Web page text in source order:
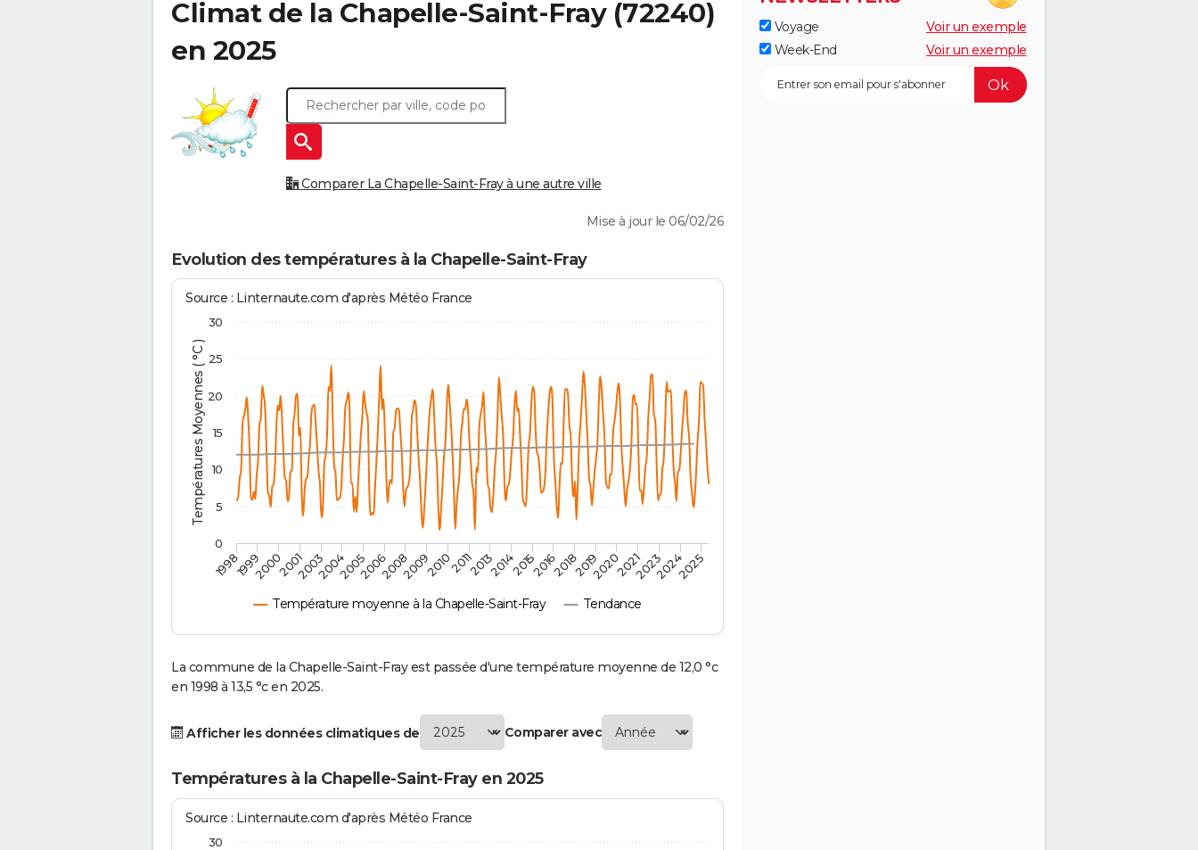
Climat de la Chapelle-Saint-Fray(72240)
en 2025
Comparer La Chapelle-Saint-Fray à une autre ville
Mise à jour le 06/02/26
Evolution des températures à la Chapelle-Saint-Fray
Températures Moyennes ( °C )
Source : Linternaute.com d'après Météo France
Température moyenne à la Chapelle-Saint-Fray Tendance
1998 2014
199920002001200320042005200620082009201020112013 201520162018201920202021202320242025
0
5
10
15
20
25
30
La commune de la Chapelle-Saint-Fray est passée d'une température moyenne de 12,0 °c
en 1998 à 13,5 °c en 2025.
Afficher les données climatiques de Comparer avec
Températures à la Chapelle-Saint-Fray en 2025
Source : Linternaute.com d'après Météo France
30
Voyage
Voir un exemple
Week-End
Voir un exemple